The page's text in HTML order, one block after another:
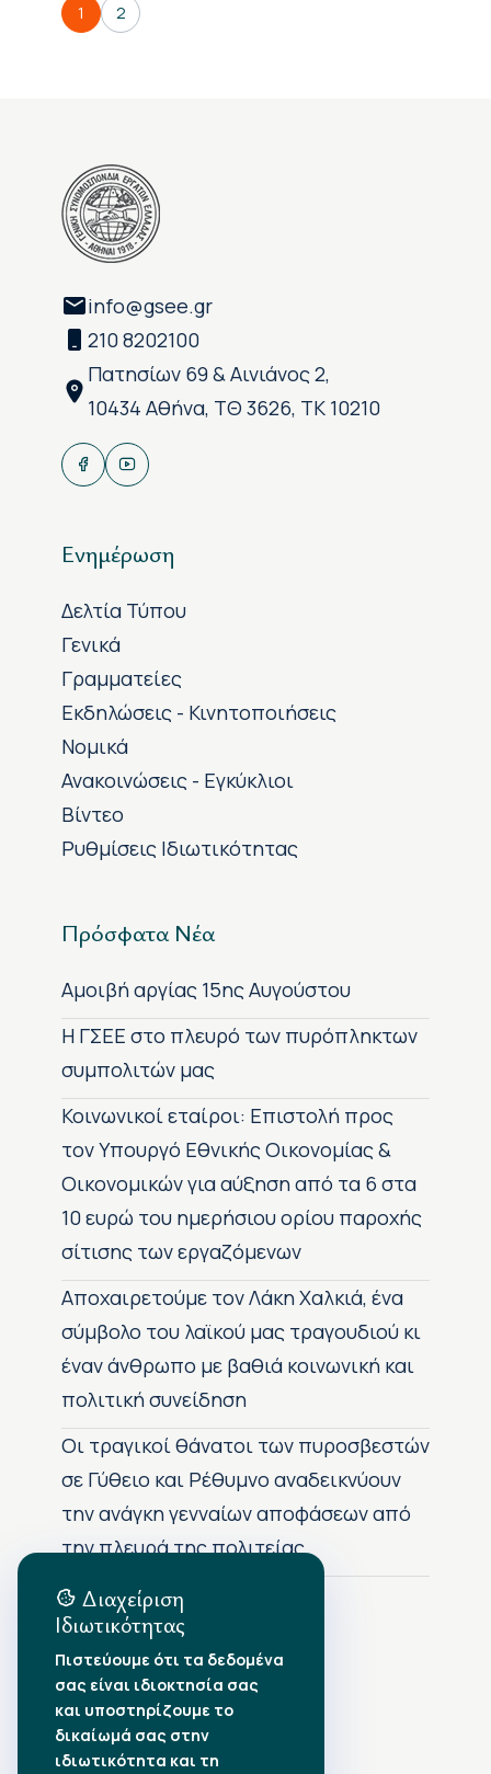
1 2
info@gsee.gr
210 8202100
Πατησίων 69 & Αινιάνος 2,
10434 Αθήνα, ΤΘ 3626, ΤΚ 10210
Ενημέρωση
Δελτία Τύπου
Γενικά
Γραμματείες
Εκδηλώσεις - Κινητοποιήσεις
Νομικά
Ανακοινώσεις - Εγκύκλιοι
Βίντεο
Ρυθμίσεις Ιδιωτικότητας
Πρόσφατα Νέα
Αμοιβή αργίας 15ης Αυγούστου
H ΓΣΕΕ στο πλευρό των πυρόπληκτων
συμπολιτών μας
Κοινωνικοί εταίροι: Επιστολή προς
τον Υπουργό Εθνικής Οικονομίας &
Οικονομικών για αύξηση από τα 6 στα
10 ευρώ του ημερήσιου ορίου παροχής
σίτισης των εργαζόμενων
Αποχαιρετούμε τον Λάκη Χαλκιά, ένα
σύμβολο του λαϊκού μας τραγουδιού κι
έναν άνθρωπο με βαθιά κοινωνική και
πολιτική συνείδηση
Οι τραγικοί θάνατοι των πυροσβεστών
σε Γύθειο και Ρέθυμνο αναδεικνύουν
την ανάγκη γενναίων αποφάσεων από
την πλευρά της πολιτείας
Αρχείο Δημοσιεύσεων
•Αύγουστος 2026
•Ιούλιος 2026
•Ιούνιος 2026
•Μάιος 2026
Διαχείριση
Ιδιωτικότητας
Πιστεύουμε ότι τα δεδομένα
σας είναι ιδιοκτησία σας
και υποστηρίζουμε το
δικαίωμά σας στην
ιδιωτικότητα και τη